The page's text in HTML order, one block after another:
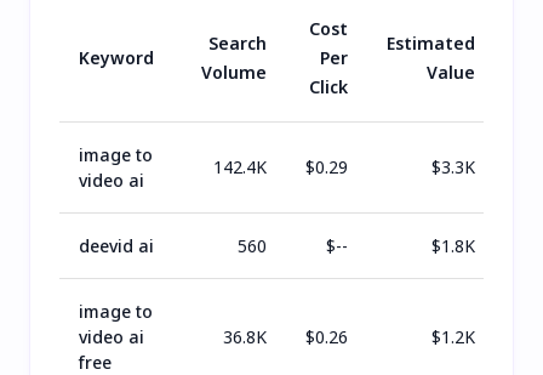
Keyword
Search
Volume
Cost
Per
Click
Estimated
Value
image to
video ai
142.4K $0.29 $3.3K
deevid ai 560 $-- $1.8K
image to
video ai
free
36.8K $0.26 $1.2K